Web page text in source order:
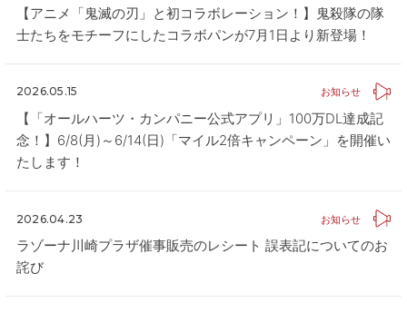
【アニメ「鬼滅の刃」と初コラボレーション！】鬼殺隊の隊
士たちをモチーフにしたコラボパンが7月1日より新登場！
お知らせ
2026.05.15
【「オールハーツ・カンパニー公式アプリ」100万DL達成記
念！】6/8(月)～6/14(日)「マイル2倍キャンペーン」を開催い
たします！
お知らせ
2026.04.23
ラゾーナ川崎プラザ催事販売のレシート 誤表記についてのお
詫び